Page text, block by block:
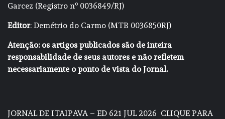
Garcez (Registro nº 0036849/RJ)
Editor: Demétrio do Carmo (MTB 0036850RJ)
Atenção: os artigos publicados são de inteira
responsabilidade de seus autores e não refletem
necessariamente o ponto de vista do Jornal.
JORNAL DE ITAIPAVA – ED 621 JUL 2026 CLIQUE PARA